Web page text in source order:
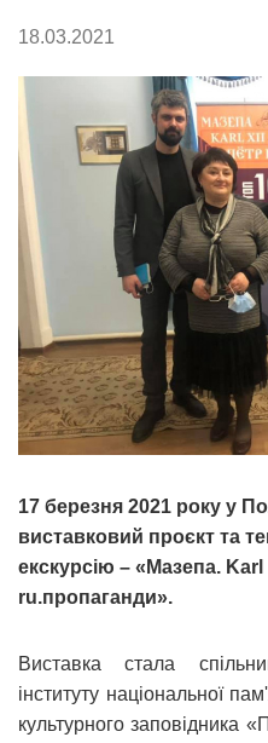
18.03.2021
17 березня 2021 року у
виставковий проєкт та
екскурсію – «Мазепа.
ru.пропаганди».
Виставка стала
інституту національної
культурного заповідника